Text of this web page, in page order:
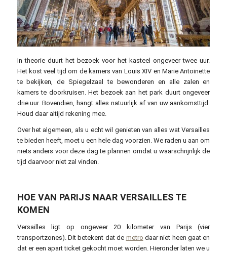
In theorie duurt het bezoek voor het kasteel ongeveer twee uur.
Het kost veel tijd om de kamers van Louis XIV en Marie Antoinette
te bekijken, de Spiegelzaal te bewonderen en alle zalen en
kamers te doorkruisen. Het bezoek aan het park duurt ongeveer
drie uur. Bovendien, hangt alles natuurlijk af van uw aankomsttijd.
Houd daar altijd rekening mee.
Over het algemeen, als u echt wil genieten van alles wat Versailles
te bieden heeft, moet u een hele dag voorzien. We raden u aan om
niets anders voor deze dag te plannen omdat u waarschrijnlijk de
tijd daarvoor niet zal vinden.
HOE VAN PARIJS NAAR VERSAILLES TE
KOMEN
Versailles ligt op ongeveer 20 kilometer van Parijs (vier
transportzones). Dit betekent dat de metro daar niet heen gaat en
dat er een apart ticket gekocht moet worden. Hieronder laten we u